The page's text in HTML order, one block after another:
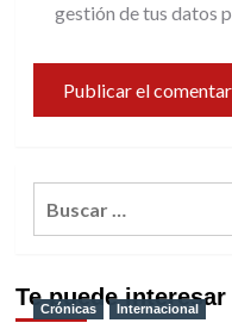
gestión de tus datos
Te puede interesar
Crónicas Internacional